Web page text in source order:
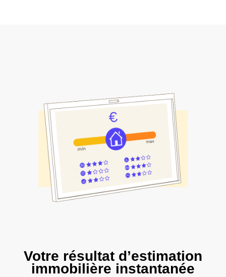
Votre résultat d’estimation
immobilière instantanée